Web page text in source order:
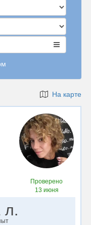
На карте
Проверено
13 июня
л.